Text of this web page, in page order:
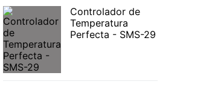
Controlador de
Temperatura
Perfecta - SMS-29